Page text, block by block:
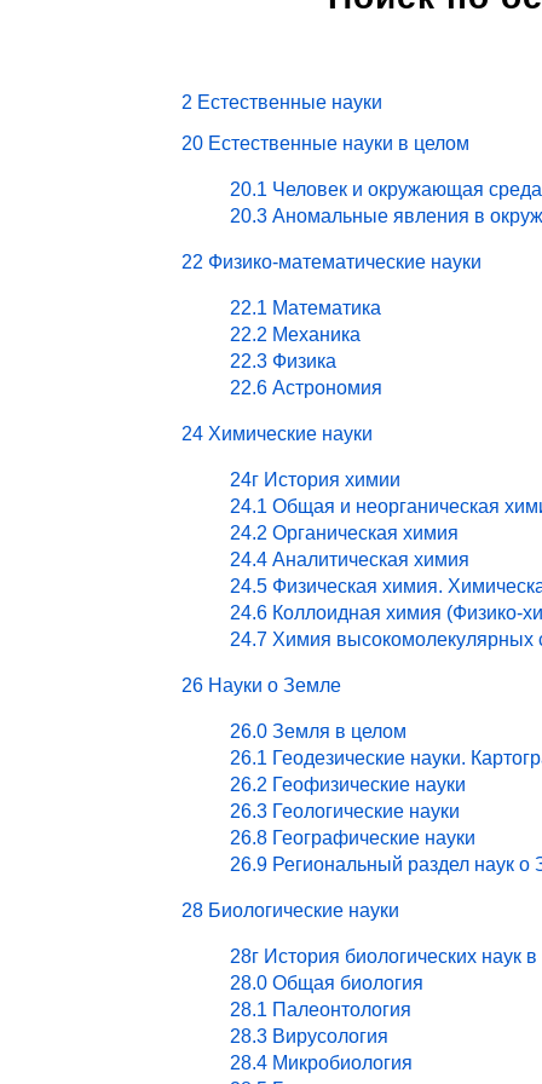
2 Естественные науки
20 Естественные науки в целом
20.1 Человек и окружающая
20.3 Аномальные явления в
22 Физико-математические науки
22.1 Математика
22.2 Механика
22.3 Физика
22.6 Астрономия
24 Химические науки
24г История химии
24.1 Общая и неорганическая
24.2 Органическая химия
24.4 Аналитическая химия
24.5 Физическая химия.
24.6 Коллоидная химия (Физико-
24.7 Химия высокомолекулярных
26 Науки о Земле
26.0 Земля в целом
26.1 Геодезические науки.
26.2 Геофизические науки
26.3 Геологические науки
26.8 Географические науки
26.9 Региональный раздел наук о
28 Биологические науки
28г История биологических наук
28.0 Общая биология
28.1 Палеонтология
28.3 Вирусология
28.4 Микробиология